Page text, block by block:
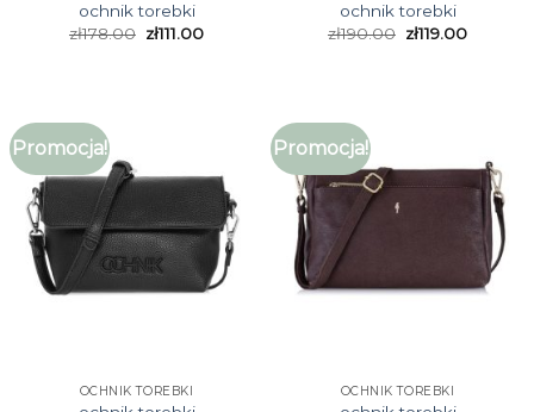
ochnik torebki
zł178.00 zł111.00
ochnik torebki
zł190.00 zł119.00
Promocja!
OCHNIK TOREBKI
Promocja!
OCHNIK TOREBKI